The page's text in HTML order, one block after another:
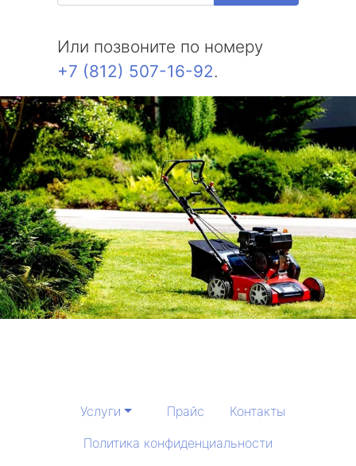
Или позвоните по номеру
+7 (812) 507-16-92.
Услуги Прайс
Контакты
Политика конфиденциальности